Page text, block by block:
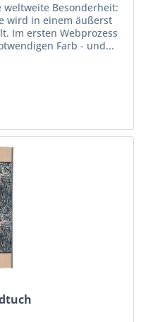
weltweite Besonderheit:
wird in einem äußerst
Im ersten Webprozess
Farb - und...